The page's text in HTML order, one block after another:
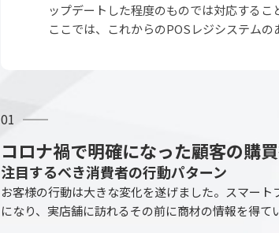
ップデートした程度のものでは対応するこ
ここでは、これからのPOSレジシステム
01
コロナ禍で明確になった顧客の購
注目するべき消費者の行動パターン
お客様の行動は大きな変化を遂げました。スマー
になり、実店舗に訪れるその前に商材の情報を得て